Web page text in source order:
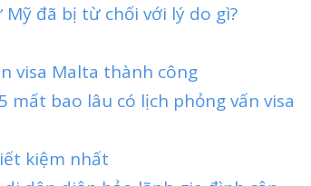
Mỹ đã bị từ chối với lý do gì?
visa Malta thành công
mất bao lâu có lịch phỏng vấn visa
kiệm nhất